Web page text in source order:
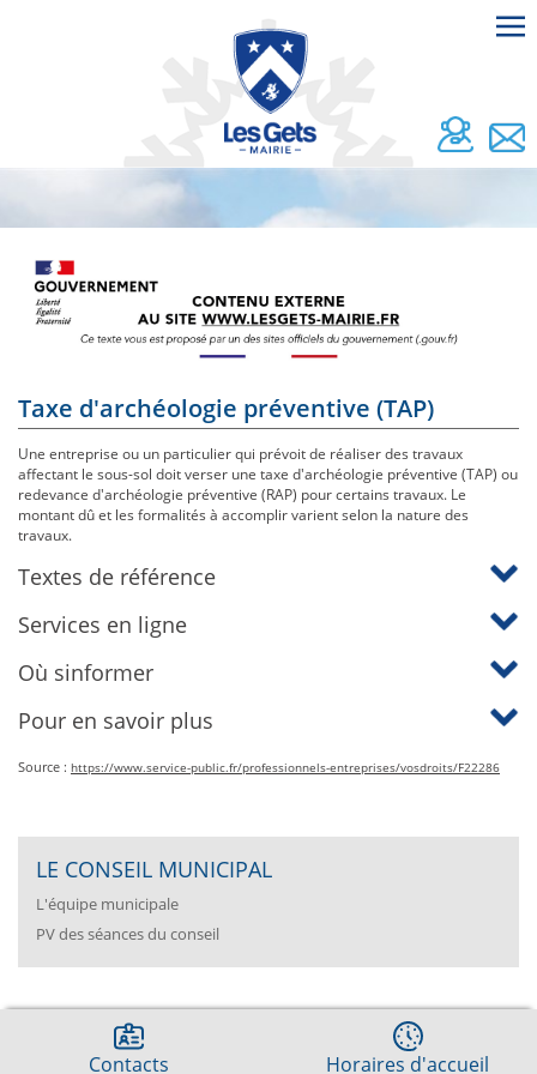
Taxe d'archéologie préventive (TAP)
Une entreprise ou un particulier qui prévoit de réaliser des travaux
affectant le sous-sol doit verser une taxe d'archéologie préventive (TAP) ou
redevance d'archéologie préventive (RAP) pour certains travaux. Le
montant dû et les formalités à accomplir varient selon la nature des
travaux.
Textes de référence
Services en ligne
Où sinformer
Pour en savoir plus
Source : https://www.service-public.fr/professionnels-entreprises/vosdroits/F22286
LE CONSEIL MUNICIPAL
L'équipe municipale
PV des séances du conseil
Contacts Horaires d'accueil